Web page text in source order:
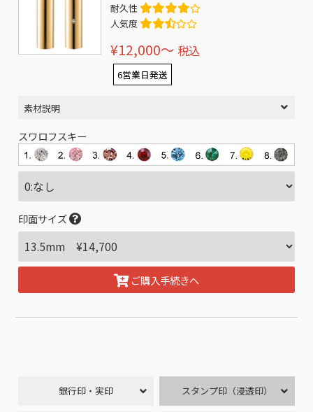
耐久性
人気度
¥12,000〜 税込
6営業日発送
素材説明
スワロフスキー
印面サイズ
ご購入手続きへ
銀行印・実印 スタンプ印（浸透印）